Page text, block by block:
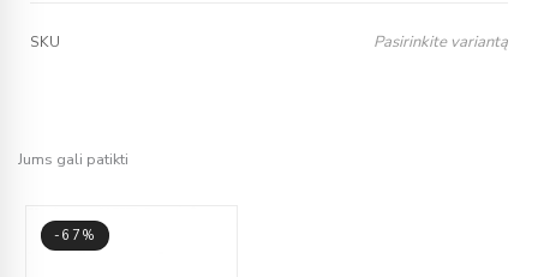
SKU Pasirinkite variantą
Jums gali patikti
-67%